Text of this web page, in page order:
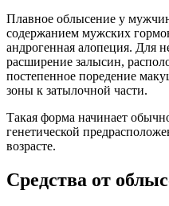
Плавное облысение у
содержанием мужских
андрогенная алопеция. Для
расширение залысин,
постепенное поредение
зоны к затылочной части.
Такая форма начинает
генетической
возрасте.
Средства от